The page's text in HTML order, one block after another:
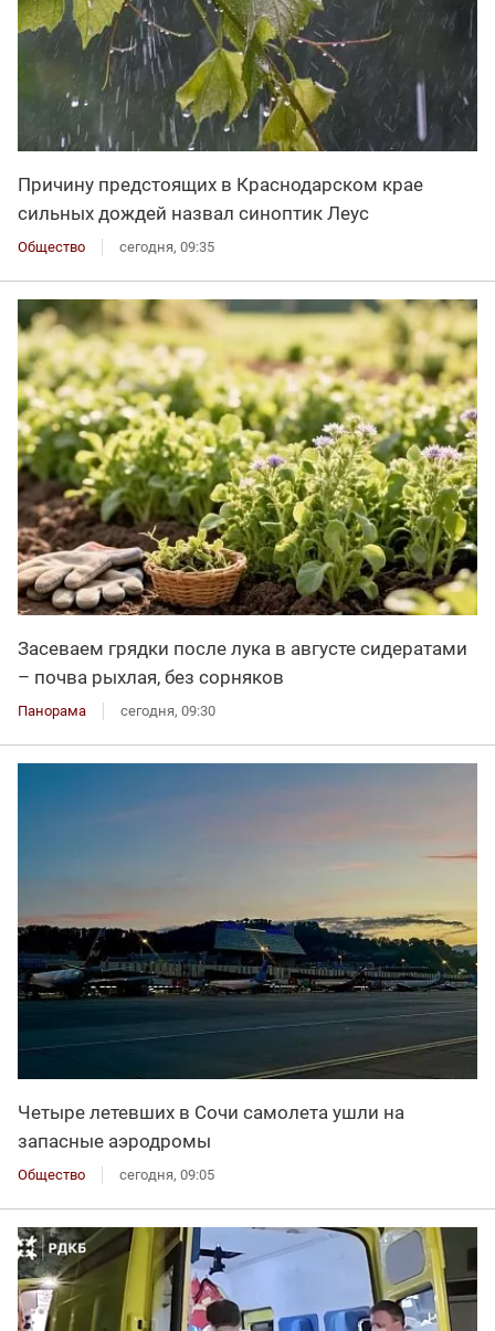
Причину предстоящих в Краснодарском крае
сильных дождей назвал синоптик Леус
Общество сегодня, 09:35
Засеваем грядки после лука в августе сидератами
– почва рыхлая, без сорняков
Панорама сегодня, 09:30
Четыре летевших в Сочи самолета ушли на
запасные аэродромы
Общество сегодня, 09:05